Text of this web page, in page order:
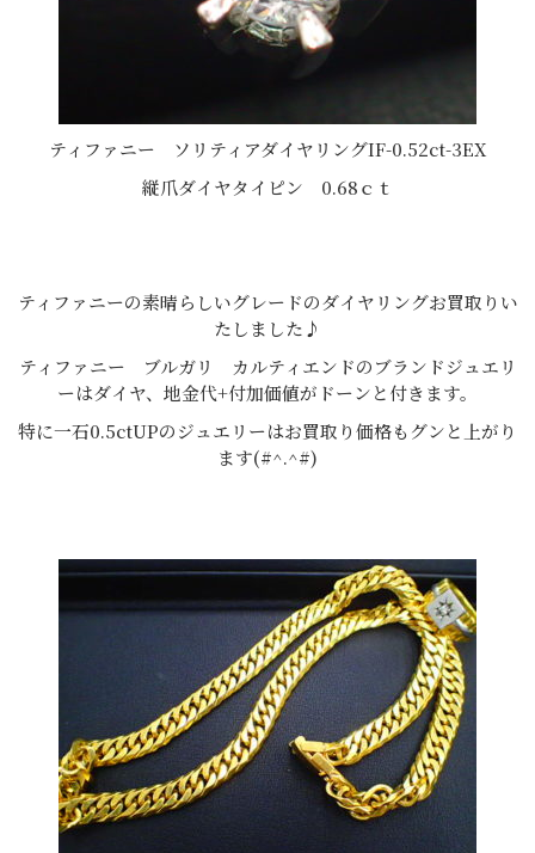
ティファニー ソリティアダイヤリングIF-0.52ct-3EX
縦爪ダイヤタイピン 0.68ｃｔ
ティファニーの素晴らしいグレードのダイヤリングお買取りい
たしました♪
ティファニー ブルガリ カルティエンドのブランドジュエリ
ーはダイヤ、地金代+付加価値がドーンと付きます。
特に一石0.5ctUPのジュエリーはお買取り価格もグンと上がり
ます(#^.^#)